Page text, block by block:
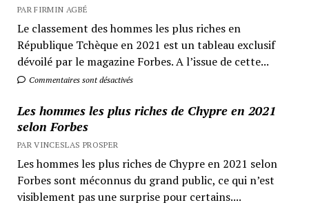
PAR FIRMIN AGBÉ
Le classement des hommes les plus riches en
République Tchèque en 2021 est un tableau exclusif
dévoilé par le magazine Forbes. A l’issue de cette...
Commentaires sont désactivés
Les hommes les plus riches de Chypre en 2021
selon Forbes
PAR VINCESLAS PROSPER
Les hommes les plus riches de Chypre en 2021 selon
Forbes sont méconnus du grand public, ce qui n’est
visiblement pas une surprise pour certains....